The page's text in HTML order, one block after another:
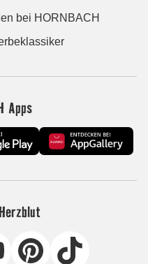
bei HORNBACH
Apps